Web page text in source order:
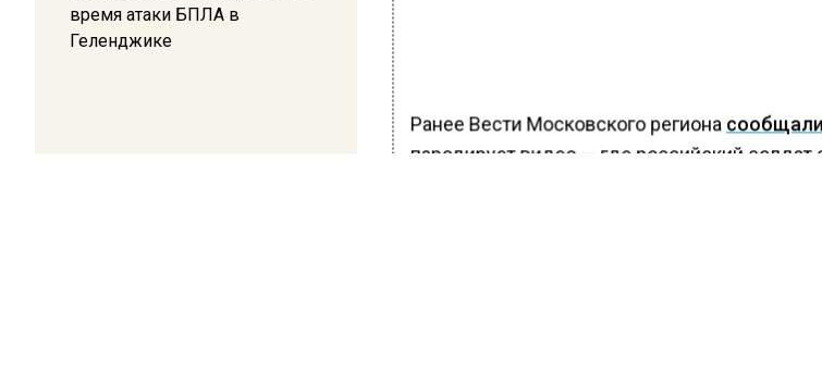
время атаки БПЛА в
Геленджике
Ранее Вести Московского региона сообщали
пародирует видео — где российский солдат